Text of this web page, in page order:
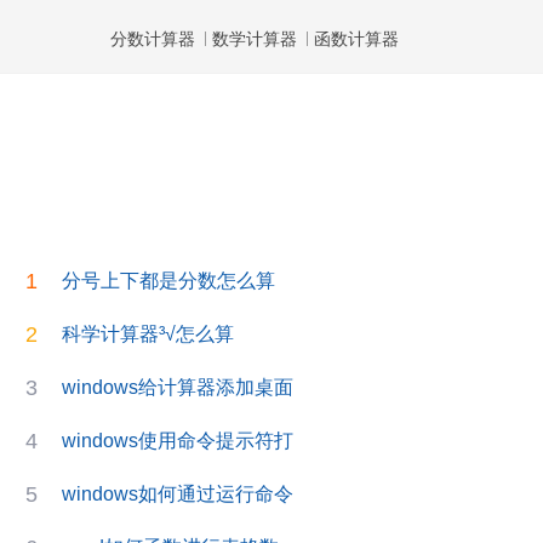
分数计算器 数学计算器 函数计算器
分号上下都是分数怎么算
1
科学计算器³√怎么算
2
windows给计算器添加桌面
3
windows使用命令提示符打
4
windows如何通过运行命令
5